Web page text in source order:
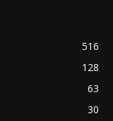
516
128
63
30